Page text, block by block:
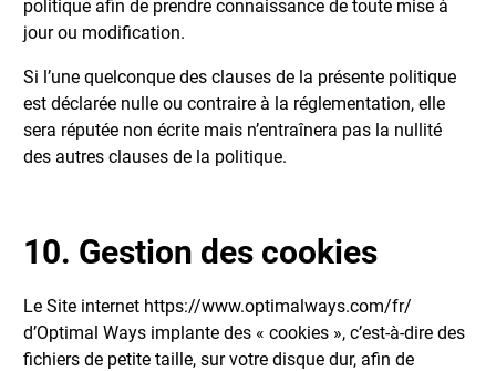
politique afin de prendre connaissance de toute mise à
jour ou modification.
Si l’une quelconque des clauses de la présente politique
est déclarée nulle ou contraire à la réglementation, elle
sera réputée non écrite mais n’entraînera pas la nullité
des autres clauses de la politique.
10. Gestion des cookies
Le Site internet https://www.optimalways.com/fr/
d’Optimal Ways implante des « cookies », c’est-à-dire des
fichiers de petite taille, sur votre disque dur, afin de